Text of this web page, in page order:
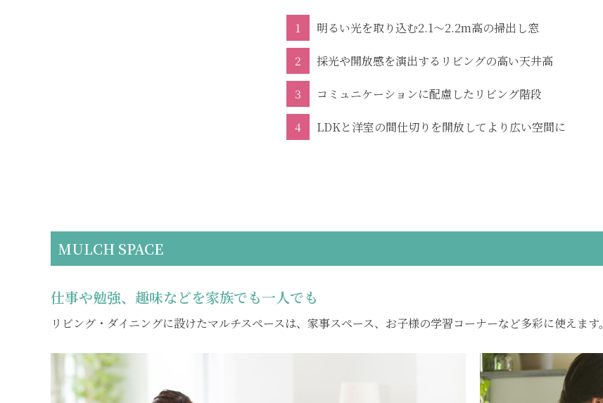
明るい光を取り込む2.1〜2.2m高の掃出し窓
採光や開放感を演出するリビングの高い天井高
コミュニケーションに配慮したリビング階段
LDKと洋室の間仕切りを開放してより広い空間に
MULCH SPACE
仕事や勉強、趣味などを家族でも一人でも
リビング・ダイニングに設けたマルチスペースは、家事スペース、お子様の学習コーナーなど多彩に使えます。